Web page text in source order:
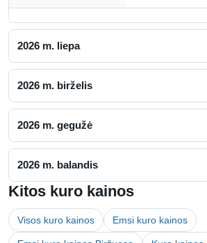
2026 m. liepa
2026 m. birželis
2026 m. gegužė
2026 m. balandis
Kitos kuro kainos
Visos kuro kainos Emsi kuro kainos